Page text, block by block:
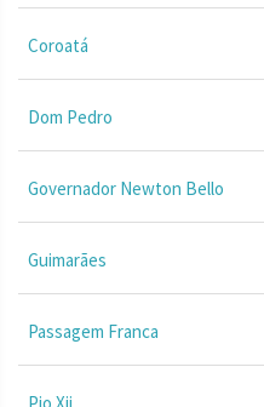
Coroatá
Dom Pedro
Governador Newton Bello
Guimarães
Passagem Franca